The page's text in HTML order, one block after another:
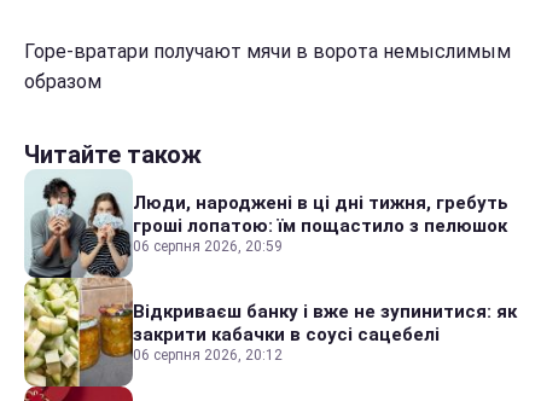
Горе-вратари получают мячи в ворота немыслимым
образом
Читайте також
Люди, народжені в ці дні тижня, гребуть
гроші лопатою: їм пощастило з пелюшок
06 серпня 2026, 20:59
Відкриваєш банку і вже не зупинитися: як
закрити кабачки в соусі сацебелі
06 серпня 2026, 20:12